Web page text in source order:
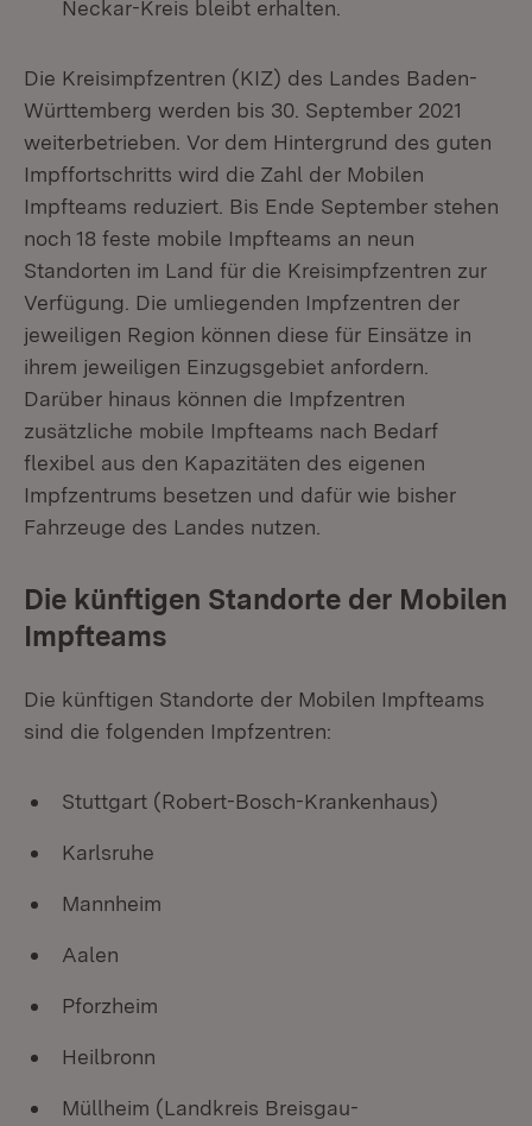
Neckar-Kreis bleibt erhalten.
Die Kreisimpfzentren (KIZ) des Landes Baden-
Württemberg werden bis 30. September 2021
weiterbetrieben. Vor dem Hintergrund des guten
Impffortschritts wird die Zahl der Mobilen
Impfteams reduziert. Bis Ende September stehen
noch 18 feste mobile Impfteams an neun
Standorten im Land für die Kreisimpfzentren zur
Verfügung. Die umliegenden Impfzentren der
jeweiligen Region können diese für Einsätze in
ihrem jeweiligen Einzugsgebiet anfordern.
Darüber hinaus können die Impfzentren
zusätzliche mobile Impfteams nach Bedarf
flexibel aus den Kapazitäten des eigenen
Impfzentrums besetzen und dafür wie bisher
Fahrzeuge des Landes nutzen.
Die künftigen Standorte der Mobilen
Impfteams
Die künftigen Standorte der Mobilen Impfteams
sind die folgenden Impfzentren:
Stuttgart (Robert-Bosch-Krankenhaus)
Karlsruhe
Mannheim
Aalen
Pforzheim
Heilbronn
Müllheim (Landkreis Breisgau-